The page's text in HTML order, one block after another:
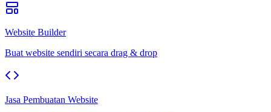
Website Builder
Buat website sendiri secara drag & drop
Jasa Pembuatan Website